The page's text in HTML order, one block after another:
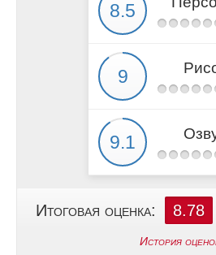
Итоговая оценка: 8.78
История